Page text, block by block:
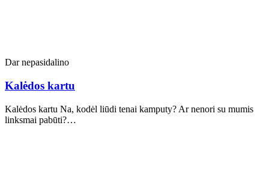
Dar nepasidalino
Kalėdos kartu
Kalėdos kartu Na, kodėl liūdi tenai kamputy? Ar nenori su mumis
linksmai pabūti?…